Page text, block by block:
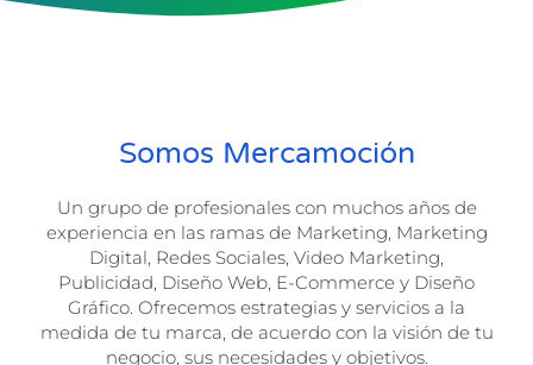
Somos Mercamoción
Un grupo de profesionales con muchos años de
experiencia en las ramas de Marketing, Marketing
Digital, Redes Sociales, Video Marketing,
Publicidad, Diseño Web, E-Commerce y Diseño
Gráfico. Ofrecemos estrategias y servicios a la
medida de tu marca, de acuerdo con la visión de tu
negocio, sus necesidades y objetivos.